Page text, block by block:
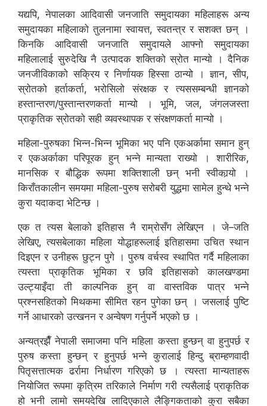
यद्यपि, नेपालका आदिवासी जनजाति समुदायका महिलाहरू अन्य
समुदायका महिलाको तुलनामा स्वायत्त, स्वतन्त्र र सशक्त छन् ।
किनकि आदिवासी जनजाति समुदायले आफ्नो समुदायका
महिलालाई सुरुदेखि नै उत्पादक शक्तिको स्रोत मान्यो । दैनिक
जनजीविकाको सक्रिय र निर्णायक हिस्सा ठान्यो । ज्ञान, सीप,
स्रोतको हर्ताकर्ता, भरोसिलो संरक्षक र त्यससम्बन्धी ज्ञानको
हस्तान्तरण/पुस्तान्तरणकर्ता मान्यो । भूमि, जल, जंगलजस्ता
प्राकृतिक स्रोतको सही व्यवस्थापक र संरक्षणकर्ता मान्यो ।
महिला-पुरुषका भिन्न-भिन्न भूमिका भए पनि एकअर्कामा समान हुन्
र एकअर्काका परिपूरक हुन् भन्ने मान्यता राख्यो । शारीरिक,
मानसिक र बौद्धिक रूपमा शक्तिशाली छन् भनी स्वीकार्‍यो ।
किराँतकालीन समयमा महिला-पुरुष सरोबरी युद्धमा सामेल हुन्थे भन्ने
कुरा यदाकदा भेटिन्छ ।
एक त त्यस बेलाको इतिहास नै राम्रोसँग लेखिएन । जे–जति
लेखिए, त्यसबेलाका महिला योद्धाहरूलाई इतिहासमा उचित स्थान
दिइएन र उनीहरू छुट्न पुगे । पुरुष वर्चस्व स्थापित गर्दै महिलाका
त्यस्ता प्राकृतिक भूमिका र छवि इतिहासको कालखण्डमा
उल्ट्याइँदा ती काल्पनिक हुन् वा वास्तविक पात्र भन्ने
प्रश्नसहितको मिथकमा सीमित रहन पुगेका छन् । जसलाई पुष्टि
गर्ने आधारको उत्खनन र अन्वेषण गर्नुपर्ने भएको छ ।
अन्यत्रझैँ नेपाली समाजमा पनि महिला कस्ता हुन्छन् वा हुनुपर्छ र
पुरुष कस्ता हुन्छन् र हुनुपर्छ भन्ने कुरालाई हिन्दु ब्राम्हणवादी
पितृसत्तात्मक ढर्रामा निर्धारण गरिएको छ । त्यस्ता मान्यताहरू
नियोजित रूपमा कृत्रिम तरिकाले निर्माण गरी त्यसैलाई प्राकृतिक
हो भनी लामो समयदेखि लादिएकाले लैङ्गिकताको कुरा सबैका